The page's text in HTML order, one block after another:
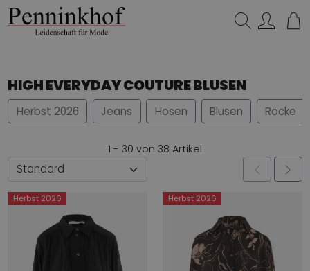
HIGH EVERYDAY COUTURE BLUSEN
Herbst 2026 Jeans Hosen Blusen Röcke
1 - 30 von 38 Artikel
Herbst 2026 Herbst 2026